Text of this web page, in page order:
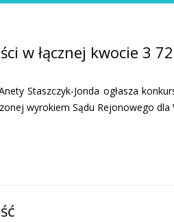
w łącznej kwocie 3
Staszczyk-Jonda ogłasza
wyrokiem Sądu Rejonowego